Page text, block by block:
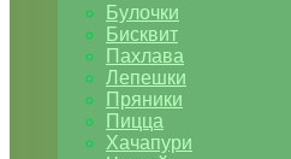
Булочки
Бисквит
Пахлава
Лепешки
Пряники
Пицца
Хачапури